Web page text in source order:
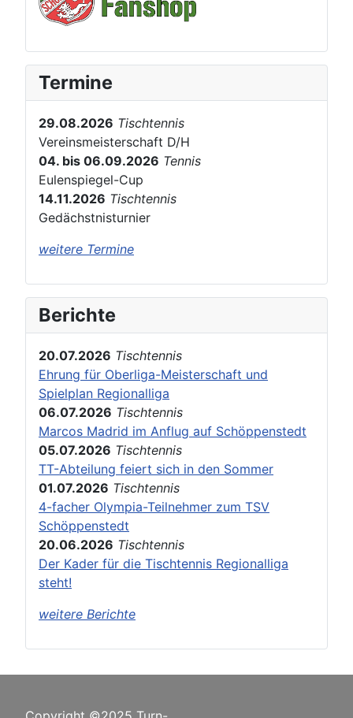
Termine
29.08.2026 Tischtennis
Vereinsmeisterschaft D/H
04. bis 06.09.2026 Tennis
Eulenspiegel-Cup
14.11.2026 Tischtennis
Gedächstnisturnier
weitere Termine
Berichte
20.07.2026 Tischtennis
Ehrung für Oberliga-Meisterschaft und
Spielplan Regionalliga
06.07.2026 Tischtennis
Marcos Madrid im Anflug auf Schöppenstedt
05.07.2026 Tischtennis
TT-Abteilung feiert sich in den Sommer
01.07.2026 Tischtennis
4-facher Olympia-Teilnehmer zum TSV
Schöppenstedt
20.06.2026 Tischtennis
Der Kader für die Tischtennis Regionalliga
steht!
weitere Berichte